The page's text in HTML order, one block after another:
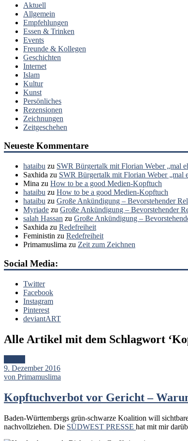
Aktuell
Allgemein
Empfehlungen
Essen & Trinken
Events
Freunde & Kollegen
Geschichten
Internet
Islam
Kultur
Kunst
Persönliches
Rezensionen
Zeichnungen
Zeitgeschehen
Neueste Kommentare
hataibu zu SWR Bürgertalk mit Florian Weber „mal
Saxhida zu SWR Bürgertalk mit Florian Weber
Mina zu How to be a good Medien-Kopftuch
hataibu zu How to be a good Medien-Kopftuch
hataibu zu Große Ankündigung – Bevorstehender
Myriade zu Große Ankündigung – Bevorstehender
salah Hassan zu Große Ankündigung –
Saxhida zu Redefreiheit
Feministin zu Redefreiheit
Primamuslima zu Zeit zum Zeichnen
Social Media:
Twitter
Facebook
Instagram
Pinterest
deviantART
Alle Artikel mit dem Schlagwort ‘
9. Dezember 2016
von Primamuslima
Kopftuchverbot vor Gericht –
Baden-Württembergs grün-schwarze Koalition will
nachvollziehen. Die SÜDWEST PRESSE hat mit mir